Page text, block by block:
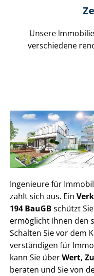
Unsere
verschiedene
Ingenieure für
zahlt sich aus. Ein
194 BauGB schützt
ermöglicht Ihnen den
Schalten Sie vor dem
ver­stän­di­gen für
kann Sie überWert,
beraten und Sie von